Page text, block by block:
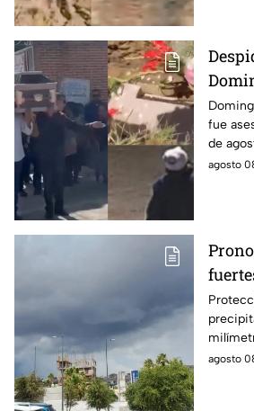
en
fue
de
agosto
39°C
zona
agosto